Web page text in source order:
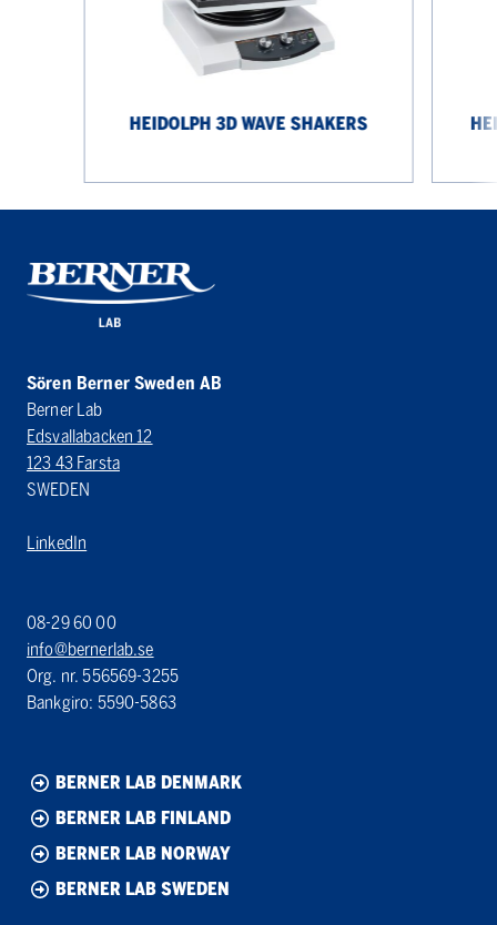
HEIDOLPH 3D WAVE SHAKERS
Sören Berner Sweden AB
Berner Lab
Edsvallabacken 12
123 43 Farsta
SWEDEN
LinkedIn
08-29 60 00
info@bernerlab.se
Org. nr. 556569-3255
Bankgiro: 5590-5863
BERNER LAB DENMARK
BERNER LAB FINLAND
BERNER LAB NORWAY
BERNER LAB SWEDEN